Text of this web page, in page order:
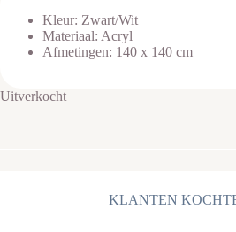
Kleur: Zwart/Wit
Materiaal: Acryl
Afmetingen: 140 x 140 cm
Uitverkocht
KLANTEN